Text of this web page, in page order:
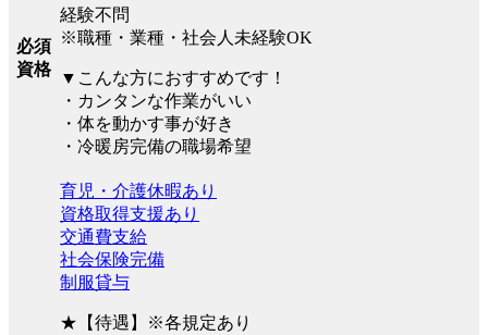
必須
資格
経験不問
※職種・業種・社会人未経験OK
▼こんな方におすすめです！
・カンタンな作業がいい
・体を動かす事が好き
・冷暖房完備の職場希望
育児・介護休暇あり
資格取得支援あり
交通費支給
社会保険完備
制服貸与
★【待遇】※各規定あり